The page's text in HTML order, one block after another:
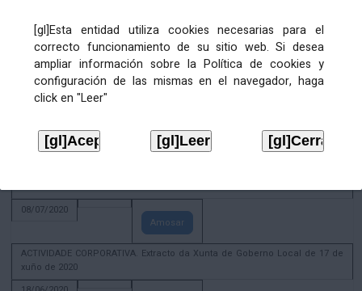
[gl]Esta entidad utiliza cookies necesarias para el
correcto funcionamiento de su sitio web. Si desea
ampliar información sobre la Política de cookies y
configuración de las mismas en el navegador, haga
click en "Leer"
Xunta de Goberno Local extraordinaria e urxente 01.08.2022
02/08/2022
Amosar
ACTIVIDADE CORPORATIVA. Xunta de Goberno Local do 30 de decembro
28/12/2020
Amosar
ACTIVIDADE CORPORATIVA. Extracto do Pleno ordinario de data 2.7.2020
08/07/2020
Amosar
ACTIVIDADE CORPORATIVA. Extracto da Xunta de Goberno Local de 17 de
xuño de 2020